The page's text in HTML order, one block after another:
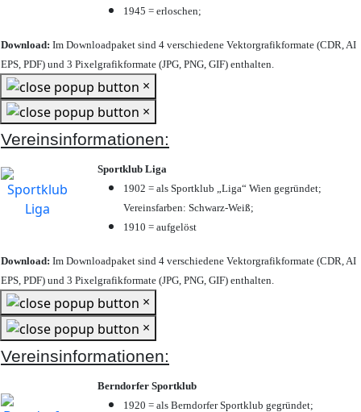
1945 = erloschen;
Download: Im Downloadpaket sind 4 verschiedene Vektorgrafikformate (CDR, AI
EPS, PDF) und 3 Pixelgrafikformate (JPG, PNG, GIF) enthalten.
×
×
Vereinsinformationen:
Sportklub Liga
1902 = als Sportklub „Liga“ Wien gegründet;
Vereinsfarben: Schwarz-Weiß;
1910 = aufgelöst
Download: Im Downloadpaket sind 4 verschiedene Vektorgrafikformate (CDR, AI
EPS, PDF) und 3 Pixelgrafikformate (JPG, PNG, GIF) enthalten.
×
×
Vereinsinformationen:
Berndorfer Sportklub
1920 = als Berndorfer Sportklub gegründet;